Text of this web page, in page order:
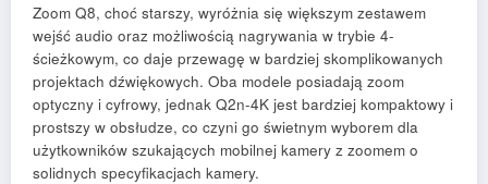
Zoom Q8, choć starszy, wyróżnia się większym zestawem
wejść audio oraz możliwością nagrywania w trybie 4-
ścieżkowym, co daje przewagę w bardziej skomplikowanych
projektach dźwiękowych. Oba modele posiadają zoom
optyczny i cyfrowy, jednak Q2n-4K jest bardziej kompaktowy i
prostszy w obsłudze, co czyni go świetnym wyborem dla
użytkowników szukających mobilnej kamery z zoomem o
solidnych specyfikacjach kamery.